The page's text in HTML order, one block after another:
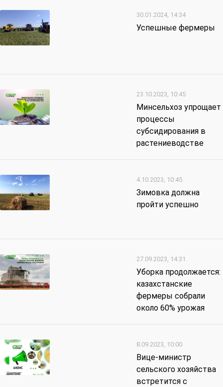
30.01.2024, 14:34
Успешные фермеры
23.10.2023, 10:45
Минсельхоз упрощает
процессы
субсидирования в
растениеводстве
4.10.2023, 10:45
Зимовка должна
пройти успешно
27.09.2023, 14:31
Уборка продолжается:
казахстанские
фермеры собрали
около 60% урожая
8.09.2023, 10:00
Вице-министр
сельского хозяйства
встретится с